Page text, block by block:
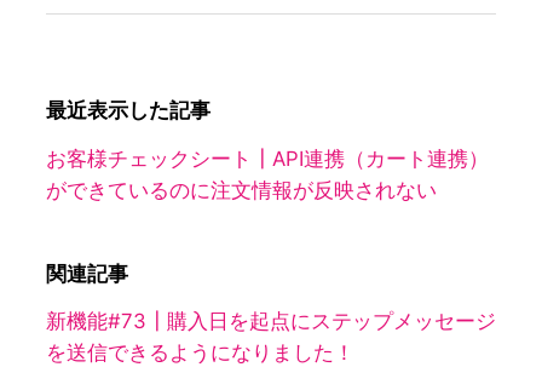
最近表示した記事
お客様チェックシート┃API連携（カート連携）
ができているのに注文情報が反映されない
関連記事
新機能#73┃購入日を起点にステップメッセージ
を送信できるようになりました！